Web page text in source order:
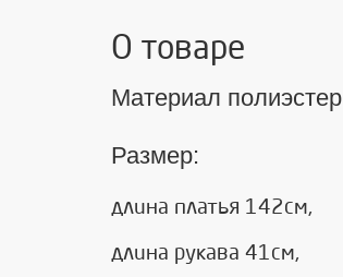
О товаре
Материал полиэстер
Размер:
длина платья 142см,
длина рукава 41см,